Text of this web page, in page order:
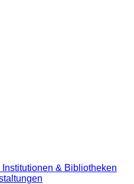
& Bibliotheken